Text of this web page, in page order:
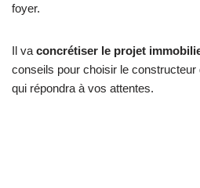
foyer.
Il va concrétiser le projet
conseils pour choisir le
qui répondra à vos attentes.